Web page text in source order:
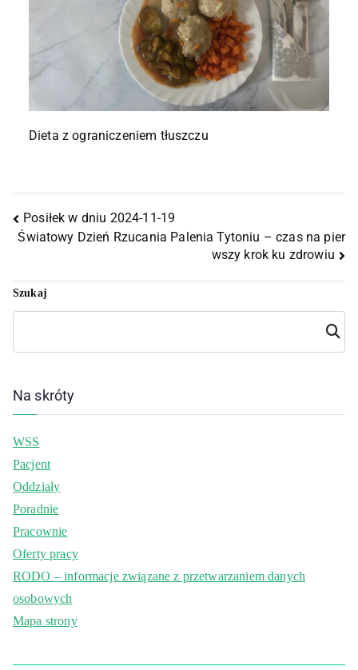
Dieta z ograniczeniem tłuszczu
Posiłek w dniu 2024-11-19
Światowy Dzień Rzucania Palenia Tytoniu – czas na pier
wszy krok ku zdrowiu
Szukaj
Szuka
j
Na skróty
WSS
Pacjent
Oddziały
Poradnie
Pracownie
Oferty pracy
RODO – informacje związane z przetwarzaniem danych
osobowych
Mapa strony